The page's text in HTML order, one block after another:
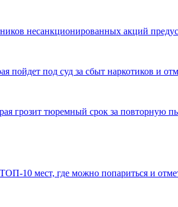
несанкционированных акций
пойдет под суд за сбыт наркотиков и
грозит тюремный срок за повторную
10 мест, где можно попариться и